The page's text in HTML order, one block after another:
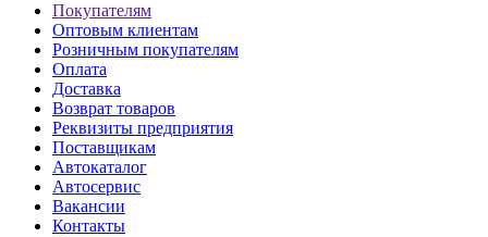
Покупателям
Оптовым клиентам
Розничным покупателям
Оплата
Доставка
Возврат товаров
Реквизиты предприятия
Поставщикам
Автокаталог
Автосервис
Вакансии
Контакты